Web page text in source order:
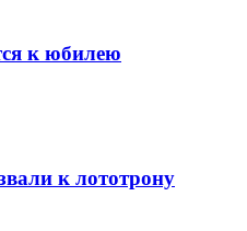
к юбилею
к лототрону